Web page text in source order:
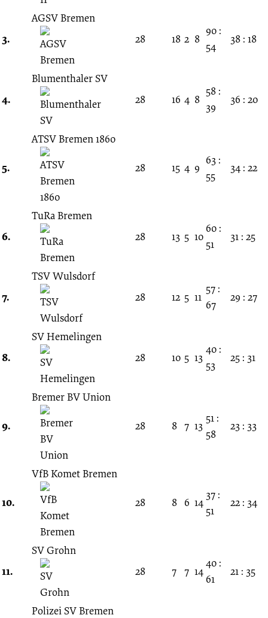
(Amateurliga
Bremen)
3.
AGSV Bremen
28
18 2 8
90 :
54
38 : 18
4.
Blumenthaler SV
28
16 4 8
58 :
39
36 : 20
5.
ATSV Bremen 1860
28 15 4 9
63 :
55
34 : 22
6.
TuRa Bremen
28
13 5 10
60 :
51
31 : 25
7.
TSV Wulsdorf
28
12 5 11
57 :
67
29 : 27
8.
SV Hemelingen
28
10 5 13
40 :
53
25 : 31
9.
Bremer BV Union
28 8 7 13
51 :
58
23 : 33
10.
VfB Komet Bremen
28 8 6 14
37 :
51
22 : 34
11.
SV Grohn
28
7 7 14
40 :
61
21 : 35
Polizei SV Bremen